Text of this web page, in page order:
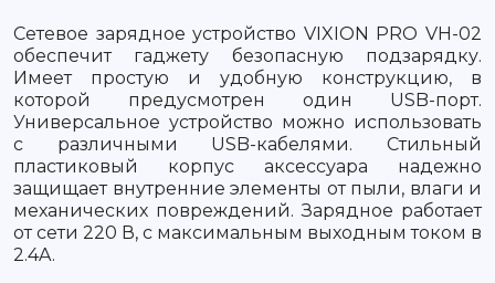
Сетевое зарядное устройство VIXION PRO VH-02
обеспечит гаджету безопасную подзарядку.
Имеет простую и удобную конструкцию, в
которой предусмотрен один USB-порт.
Универсальное устройство можно использовать
с различными USB-кабелями. Стильный
пластиковый корпус аксессуара надежно
защищает внутренние элементы от пыли, влаги и
механических повреждений. Зарядное работает
от сети 220 В, с максимальным выходным током в
2.4A.